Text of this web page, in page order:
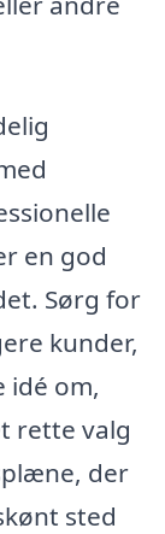
en god
Sørg for
kunder,
idé om,
rette valg
der
sted